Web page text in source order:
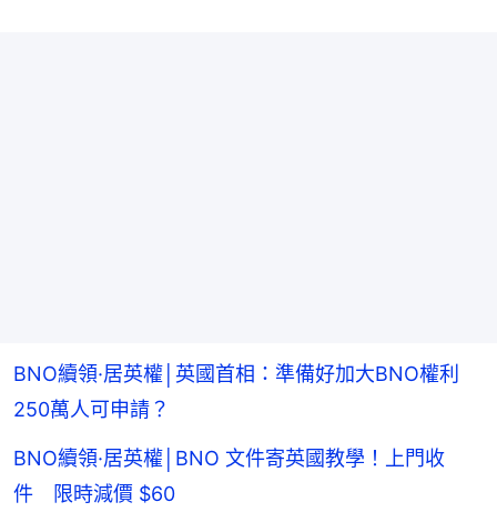
BNO續領·居英權│英國首相：準備好加大BNO權利
250萬人可申請？
BNO續領·居英權│BNO 文件寄英國教學！上門收
件 限時減價 $60